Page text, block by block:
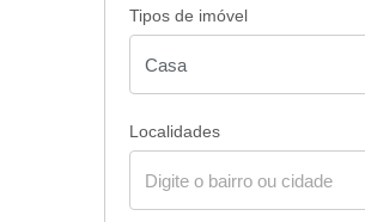
Tipos de imóvel
Localidades